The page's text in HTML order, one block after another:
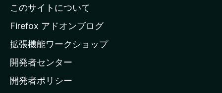
l
a
ホ
ー
ム
このサイトについて
Firefox アドオンブログ
拡張機能ワークショップ
開発者センター
開発者ポリシー